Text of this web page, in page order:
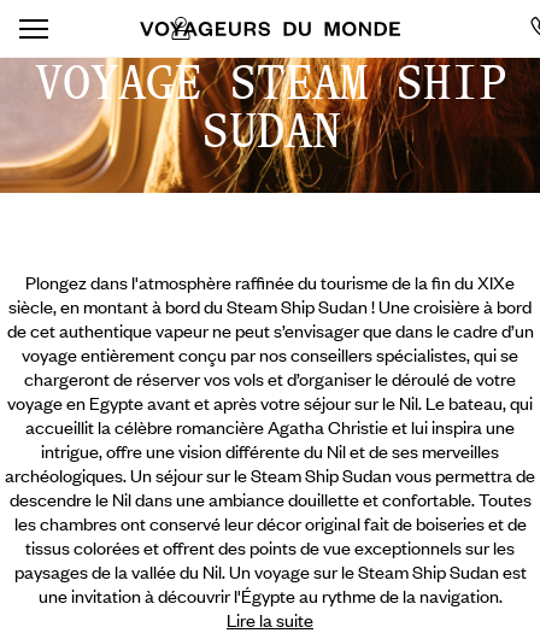
VOYAGE STEAM SHIP
SUDAN
Plongez dans l'atmosphère raffinée du tourisme de la fin du XIXe
siècle, en montant à bord du Steam Ship Sudan ! Une croisière à bord
de cet authentique vapeur ne peut s’envisager que dans le cadre d’un
voyage entièrement conçu par nos conseillers spécialistes, qui se
chargeront de réserver vos vols et d’organiser le déroulé de votre
voyage en Egypte avant et après votre séjour sur le Nil. Le bateau, qui
accueillit la célèbre romancière Agatha Christie et lui inspira une
intrigue, offre une vision différente du Nil et de ses merveilles
archéologiques. Un séjour sur le Steam Ship Sudan vous permettrade
descendre le Nil dans une ambiance douillette et confortable. Toutes
les chambres ont conservé leur décor original fait de boiseries et de
tissus colorées et offrent des points de vue exceptionnels sur les
paysages de la vallée du Nil. Un voyage sur le Steam Ship Sudan est
une invitation à découvrir l'Égypte au rythme de la navigation.
Lire la suite